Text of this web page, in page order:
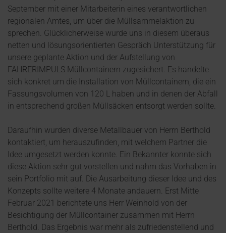
September mit einer Mitarbeiterin eines verantwortlichen
regionalen Amtes, um über die Müllsammelaktion zu
sprechen. Glücklicherweise wurde uns in diesem überaus
netten und lösungsorientierten Gespräch Unterstützung für
unsere geplante Aktion und der Aufstellung von
FAHRERIMPULS Müllcontainern zugesichert. Es handelte
sich konkret um die Installation von Müllcontainern, die ein
Fassungsvolumen von 120 L haben und in denen der Abfall
in entsprechend großen Müllsäcken entsorgt werden sollte.
Daraufhin wurden diverse Metallbauer von Herrn Berthold
kontaktiert, um herauszufinden, mit welchem Partner die
Idee umgesetzt werden konnte. Ein Bekannter konnte sich
diese Aktion sehr gut vorstellen und nahm das Vorhaben in
sein Portfolio mit auf. Die Ausarbeitung dieser Idee und des
Konzepts sollte weitere 4 Monate andauern. Erst Mitte
Februar 2021 berichtete uns Herr Weinhold von der
Besichtigung der Müllcontainer zusammen mit Herrn
Berthold. Das Ergebnis war mehr als zufriedenstellend und